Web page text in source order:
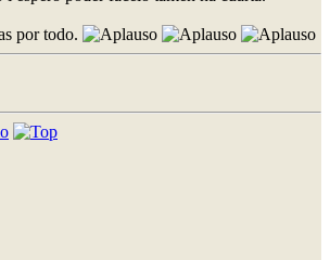
por todo.